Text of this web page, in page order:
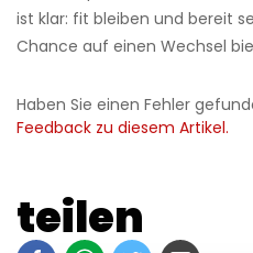
ist klar: fit bleiben und bereit
Chance auf einen Wechsel
Haben Sie einen Fehler
Feedback zu diesem Artikel.
teilen